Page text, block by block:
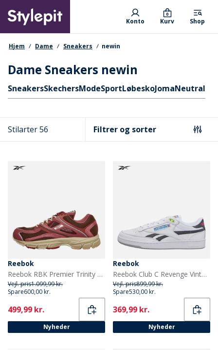
main
content
Primary departments
Konto Kurv
0
Shop
navigationssti
Hjem Dame Sneakers newin
Dame Sneakers newin
Hurtige links
SneakersSkechersModeSportLøbeskoJomaNeutral
Stilarter 56 Filtrer og sorter
Reebok
Reebok RBK Premier Trinity KFS Træningssko Mahogany
Vejl. pris1.099,99 kr.
Spare600,00 kr.
Current
499,99 kr.
Nyheder
Reebok
Reebok Club C Revenge Vintage 90'er Tennis Træningssko Hvid/Hvid/Sort
Vejl. pris899,99 kr.
Spare530,00 kr.
Current
369,99 kr.
Nyheder